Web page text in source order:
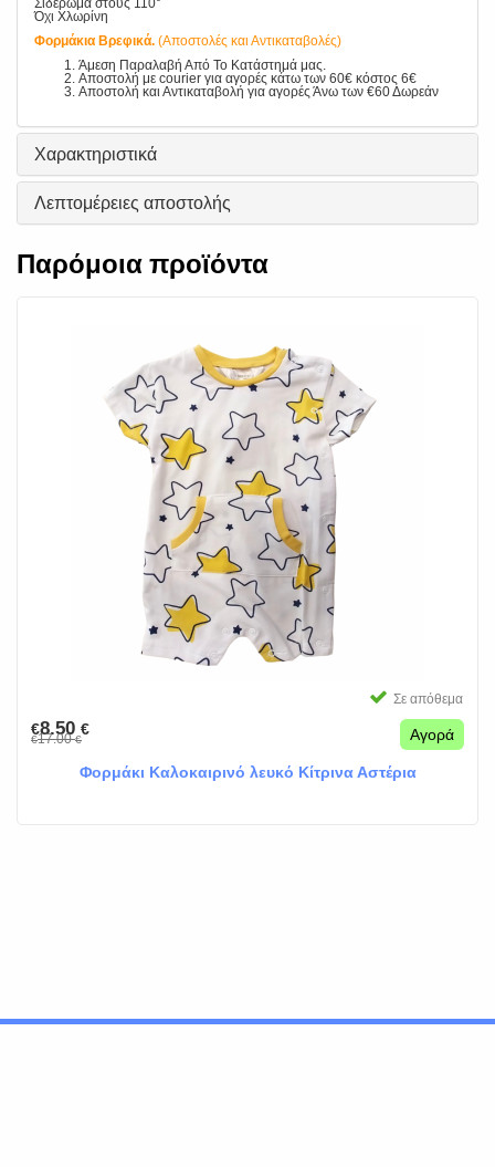
Όχι Χλωρίνη
Φορμάκια Βρεφικά. (Αποστολές και Αντικαταβολές)
Άμεση Παραλαβή Από Το Κατάστημά μας.
Αποστολή με courier για αγορές κάτω των 60€ κόστος 6€
Αποστολή και Αντικαταβολή για αγορές Άνω των €60 Δωρεάν
Χαρακτηριστικά
Λεπτομέρειες αποστολής
Παρόμοια προϊόντα
Σε απόθεμα
€8.50 €
€17.00€ Αγορά
Φορμάκι Καλοκαιρινό λευκό Κίτρινα Αστέρια